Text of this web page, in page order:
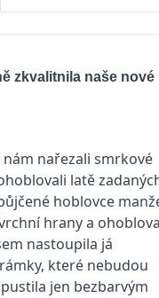
zkvalitnila naše nové
nařezali smrkové
latě
hoblovce
hrany a
nastoupila já
které nebudou
jen bezbarvým